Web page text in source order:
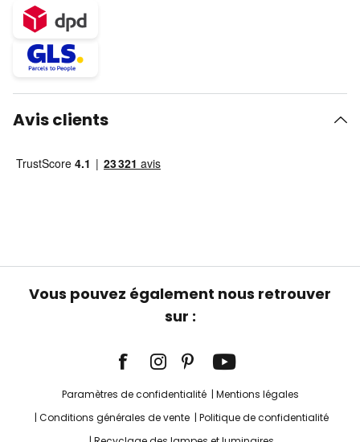
Avis clients
Vous pouvez également nous retrouver
sur :
Paramètres de confidentialité
Mentions légales
Conditions générales de vente
Politique de confidentialité